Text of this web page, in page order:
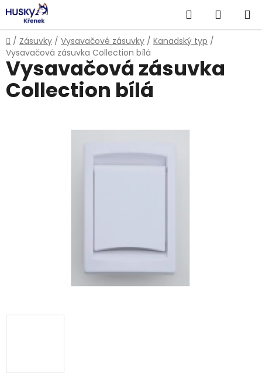
Přejít
na
obsah
Hledat
KOŠÍK
Domů
/ Zásuvky / Vysavačové zásuvky / Kanadský typ /
Vysavačová zásuvka Collection bílá
Vysavačová zásuvka
Collection bílá